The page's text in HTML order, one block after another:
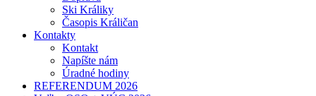
Ski Králiky
Časopis Králičan
Kontakty
Kontakt
Napíšte nám
Úradné hodiny
REFERENDUM 2026